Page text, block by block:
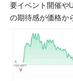
要イベント開催や
の期待感が価格か